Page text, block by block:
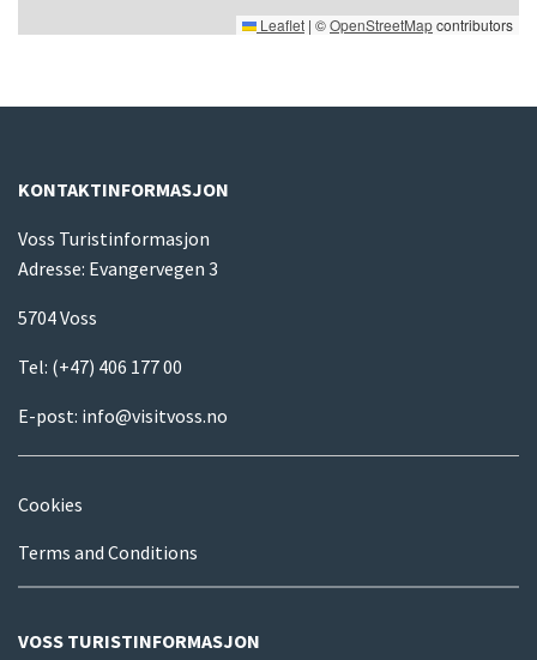
Leaflet | ©OpenStreetMapcontributors
KONTAKTINFORMASJON
Voss Turistinformasjon
Adresse: Evangervegen 3
5704 Voss
Tel: (+47) 406 177 00
E-post: info@visitvoss.no
Cookies
Terms and Conditions
VOSS TURISTINFORMASJON